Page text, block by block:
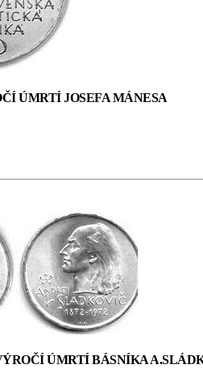
ÚMRTÍ JOSEFA MÁNESA
ÚMRTÍ BÁSNÍKA